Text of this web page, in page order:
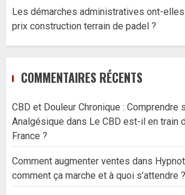
Les démarches administratives ont-
prix construction terrain de padel ?
COMMENTAIRES RÉCENTS
CBD et Douleur Chronique : Comprendre
Analgésique dans Le CBD est-il en train
France ?
Comment augmenter ventes dans
comment ça marche et à quoi s’attendre ?